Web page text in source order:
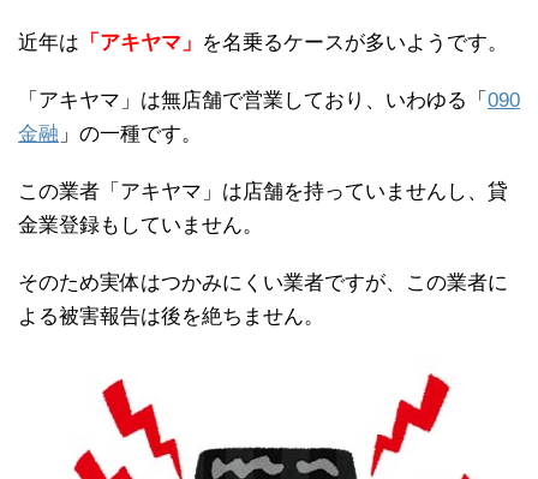
近年は 「アキヤマ」 を名乗るケースが多いようです。
「アキヤマ」は無店舗で営業しており、いわゆる「 090
金融 」の一種です。
この業者「アキヤマ」は店舗を持っていませんし、貸
金業登録もしていません。
そのため実体はつかみにくい業者ですが、この業者に
よる被害報告は後を絶ちません。